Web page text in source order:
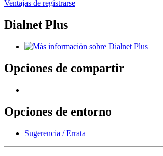
Ventajas de registrarse
Dialnet Plus
Opciones de compartir
Opciones de entorno
Sugerencia / Errata